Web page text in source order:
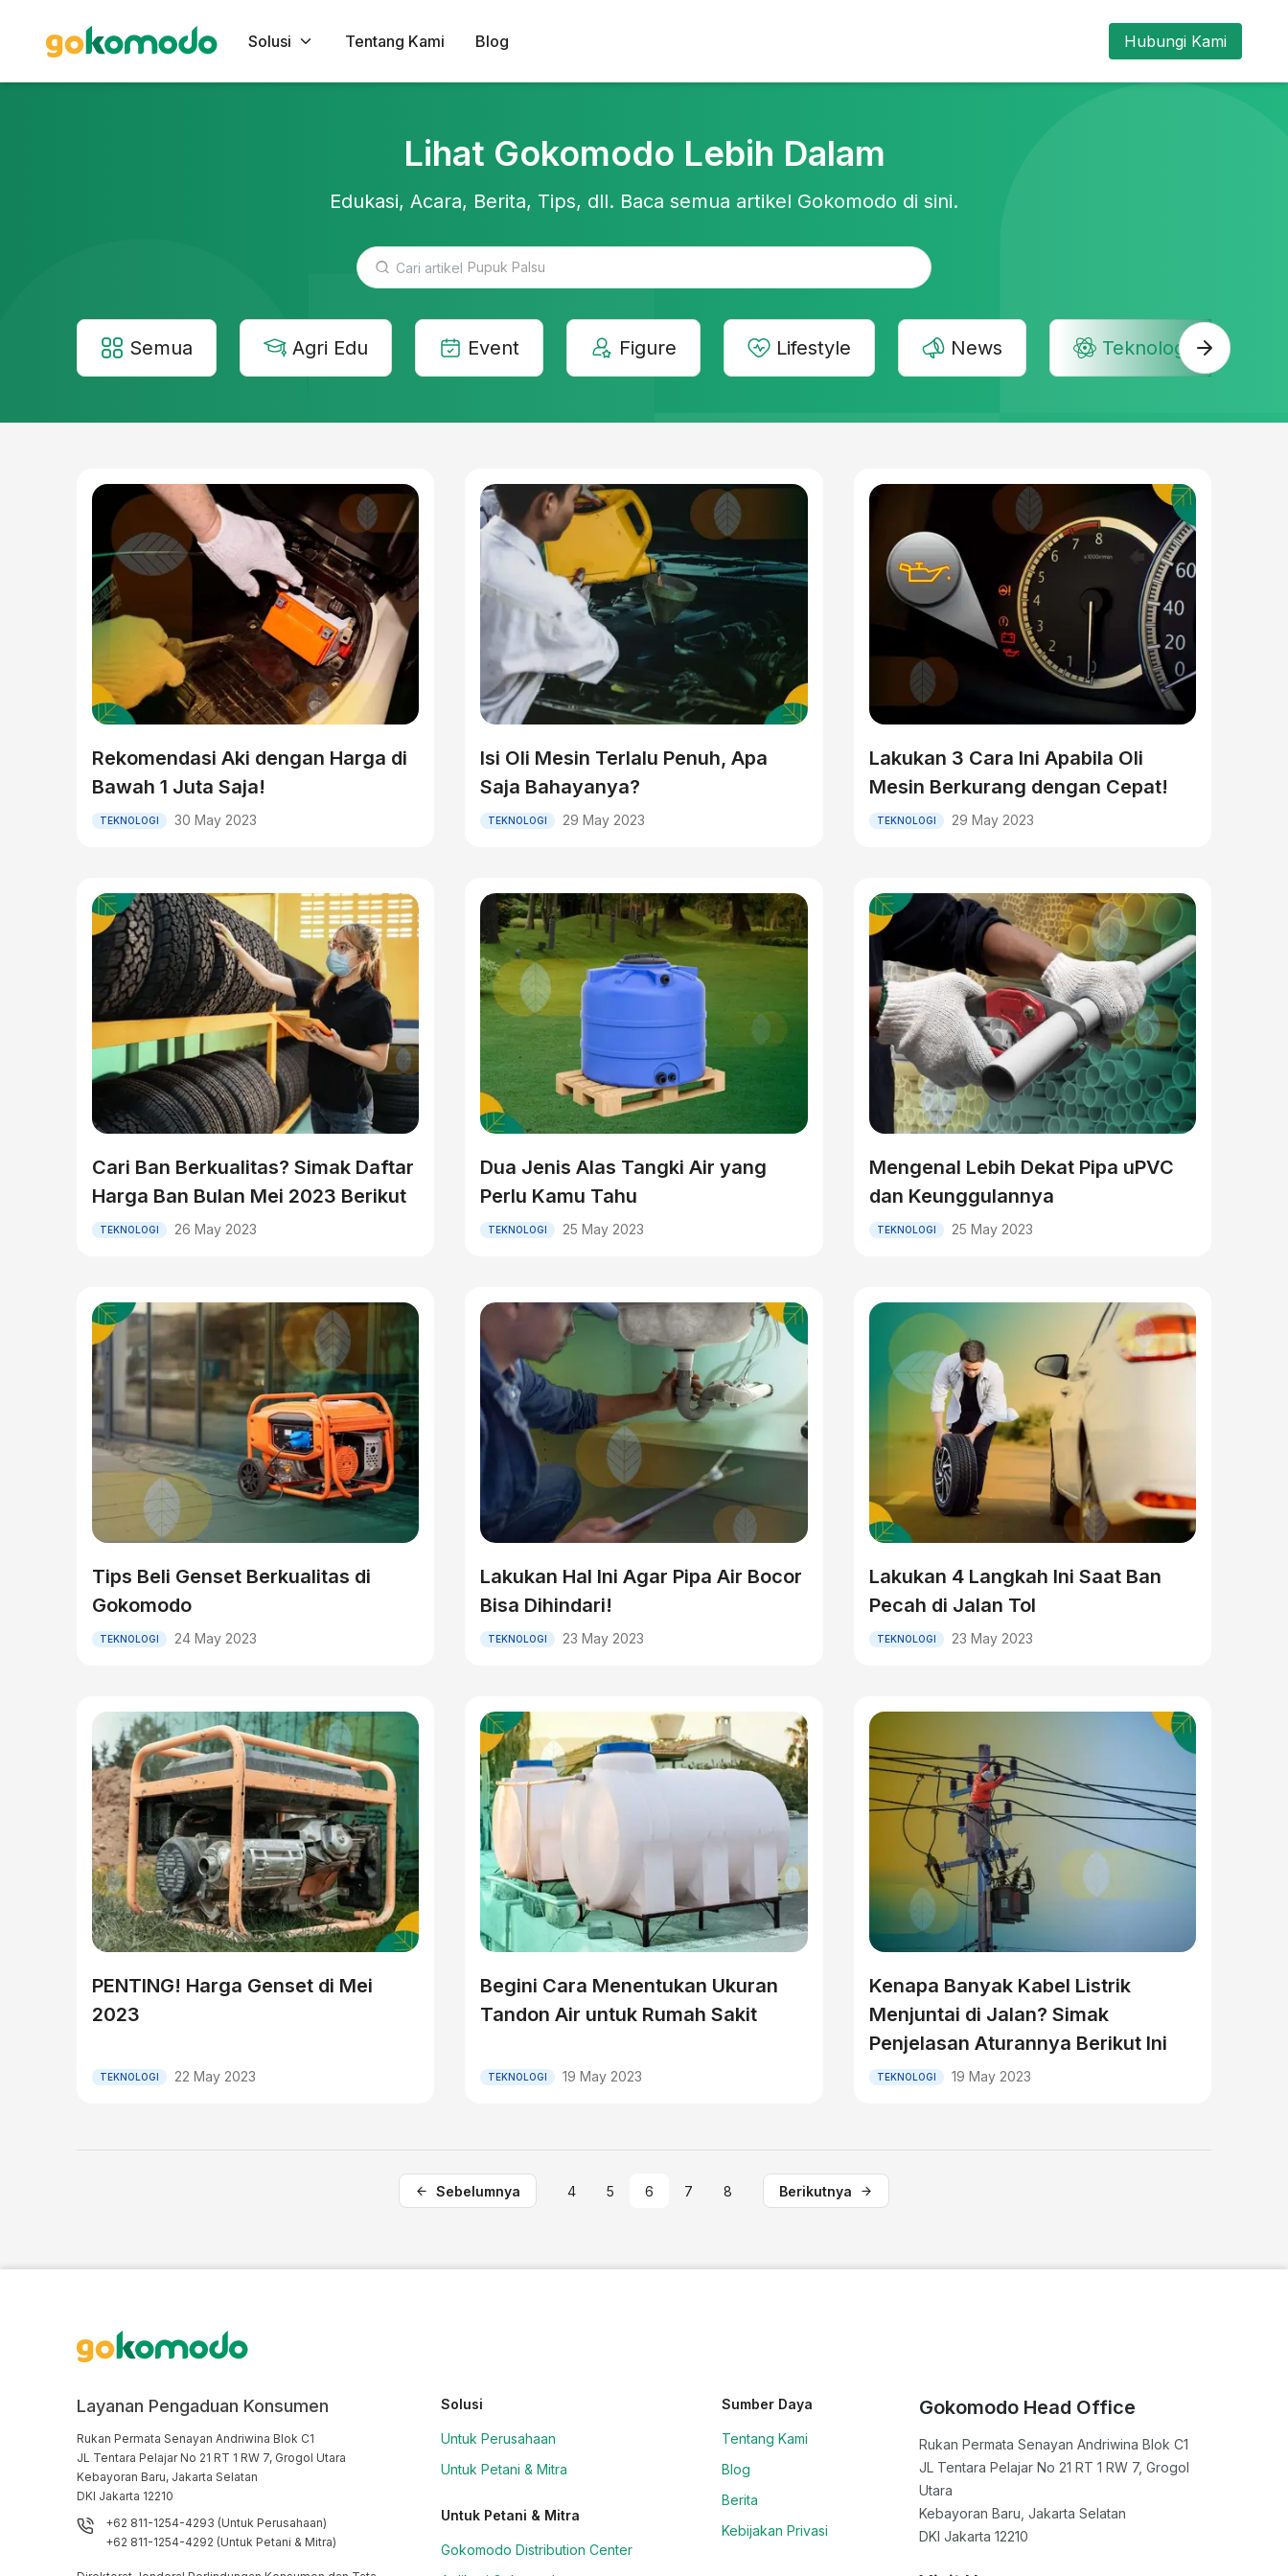
Solusi Tentang Kami Blog Hubungi Kami
Lihat Gokomodo Lebih Dalam
Edukasi, Acara, Berita, Tips, dll. Baca semua artikel Gokomodo di sini.
Teknologi Pertanian
Semua Agri Edu Event Figure Lifestyle News Teknologi
Rekomendasi Aki dengan Harga di
Bawah 1 Juta Saja!
TEKNOLOGI 30 May 2023
Isi Oli Mesin Terlalu Penuh, Apa
Saja Bahayanya?
TEKNOLOGI 29 May 2023
Lakukan 3 Cara Ini Apabila Oli
Mesin Berkurang dengan Cepat!
TEKNOLOGI 29 May 2023
Cari Ban Berkualitas? Simak Daftar
Harga Ban Bulan Mei 2023 Berikut
TEKNOLOGI 26 May 2023
Dua Jenis Alas Tangki Air yang
Perlu Kamu Tahu
TEKNOLOGI 25 May 2023
Mengenal Lebih Dekat Pipa uPVC
dan Keunggulannya
TEKNOLOGI 25 May 2023
Tips Beli Genset Berkualitas di
Gokomodo
TEKNOLOGI 24 May 2023
Lakukan Hal Ini Agar Pipa Air Bocor
Bisa Dihindari!
TEKNOLOGI 23 May 2023
Lakukan 4 Langkah Ini Saat Ban
Pecah di Jalan Tol
TEKNOLOGI 23 May 2023
PENTING! Harga Genset di Mei
2023
TEKNOLOGI 22 May 2023
Begini Cara Menentukan Ukuran
Tandon Air untuk Rumah Sakit
TEKNOLOGI 19 May 2023
Kenapa Banyak Kabel Listrik
Menjuntai di Jalan? Simak
Penjelasan Aturannya Berikut Ini
TEKNOLOGI 19 May 2023
Sebelumnya 4 5 6 7 8 Berikutnya
Layanan Pengaduan Konsumen
Rukan Permata Senayan Andriwina Blok C1
JL Tentara Pelajar No 21 RT 1 RW 7, Grogol Utara
Kebayoran Baru, Jakarta Selatan
DKI Jakarta 12210
+62 811-1254-4293 (Untuk Perusahaan)
+62 811-1254-4292 (Untuk Petani & Mitra)
Solusi
Untuk Perusahaan
Untuk Petani & Mitra
Untuk Petani & Mitra
Gokomodo Distribution Center
Sumber Daya
Tentang Kami
Blog
Berita
Kebijakan Privasi
Gokomodo Head Office
Rukan Permata Senayan Andriwina Blok C1
JL Tentara Pelajar No 21 RT 1 RW 7, Grogol
Utara
Kebayoran Baru, Jakarta Selatan
DKI Jakarta 12210